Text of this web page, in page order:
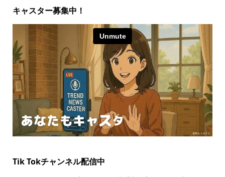
キャスター募集中！
Tik Tokチャンネル配信中